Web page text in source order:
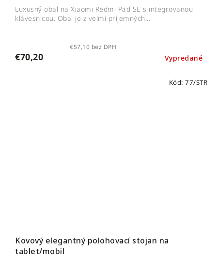
Vypredané
€57,10 bez DPH
€70,20
Luxusný obal na Xiaomi Redmi Pad SE s integrovanou
klávesnicou. Obal je z veľmi príjemných...
Kovový elegantný polohovací stojan na
tablet/mobil
Kód: 77/STR